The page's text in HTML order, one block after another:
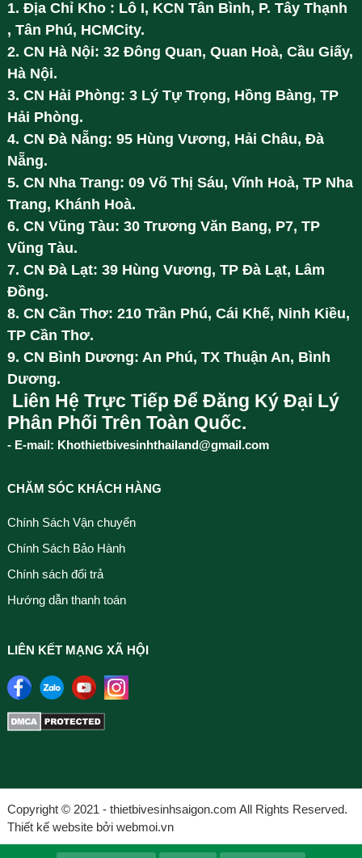
1. Địa Chỉ Kho : Lô I, KCN Tân Bình, P. Tây Thạnh
, Tân Phú, HCMCity.
2. CN Hà Nội: 32 Đông Quan, Quan Hoà, Cầu Giấy,
Hà Nội.
3. CN Hải Phòng: 3 Lý Tự Trọng, Hồng Bàng, TP
Hải Phòng.
4. CN Đà Nẵng: 95 Hùng Vương, Hải Châu, Đà
Nẵng.
5. CN Nha Trang: 09 Võ Thị Sáu, Vĩnh Hoà, TP Nha
Trang, Khánh Hoà.
6. CN Vũng Tàu: 30 Trương Văn Bang, P7, TP
Vũng Tàu.
7. CN Đà Lạt: 39 Hùng Vương, TP Đà Lạt, Lâm
Đồng.
8. CN Cần Thơ: 210 Trần Phú, Cái Khế, Ninh Kiều,
TP Cần Thơ.
9. CN Bình Dương: An Phú, TX Thuận An, Bình
Dương.
Liên Hệ Trực Tiếp Để Đăng Ký Đại Lý
Phân Phối Trên Toàn Quốc.
- E-mail: Khothietbivesinhthailand@gmail.com
CHĂM SÓC KHÁCH HÀNG
Chính Sách Vận chuyển
Chính Sách Bảo Hành
Chính sách đổi trả
Hướng dẫn thanh toán
LIÊN KẾT MẠNG XÃ HỘI
Copyright © 2021 - thietbivesinhsaigon.com All Rights Reserved.
Thiết kế website bởi webmoi.vn